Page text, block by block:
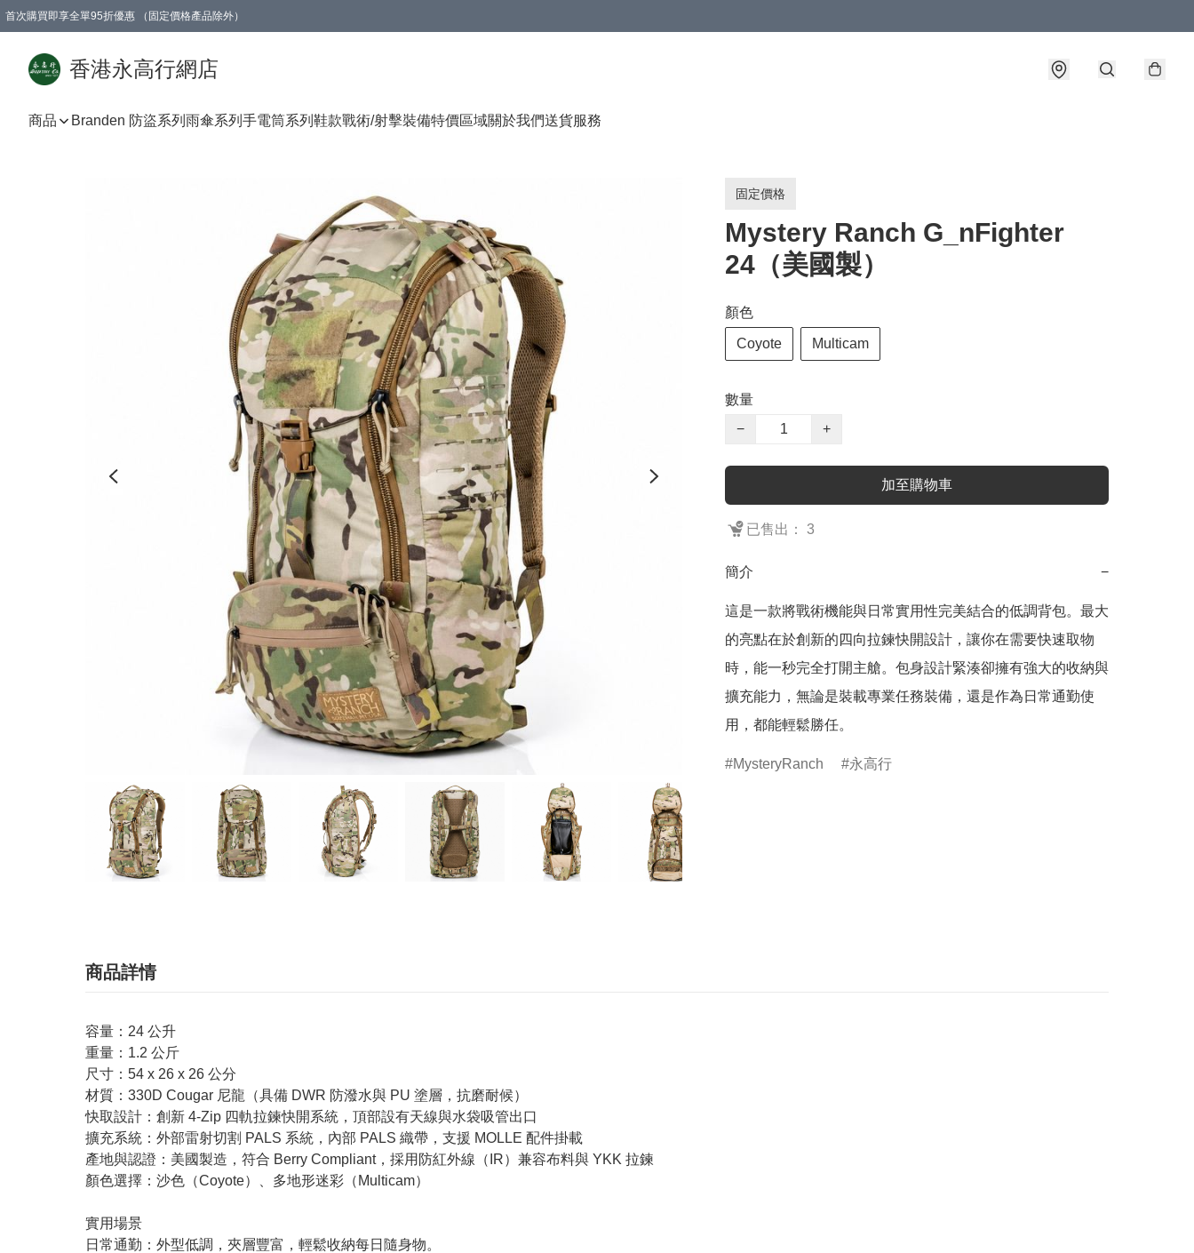
首次購買即享全單95折優惠 （固定價格產品除外）
香港永高行網店
商品 Branden 防盜系列 雨傘系列 手電筒系列 鞋款戰術/射擊裝備特價區域關於我們送貨服務
固定價格
Mystery Ranch G_nFighter
24（美國製）
顏色
Coyote Multicam
數量
−
+
加至購物車
已售出： 3
簡介 −
這是一款將戰術機能與日常實用性完美結合的低調背包。最大
的亮點在於創新的四向拉鍊快開設計，讓你在需要快速取物
時，能一秒完全打開主艙。包身設計緊湊卻擁有強大的收納與
擴充能力，無論是裝載專業任務裝備，還是作為日常通勤使
用，都能輕鬆勝任。
MysteryRanch 永高行
商品詳情
容量：24 公升
重量：1.2 公斤
尺寸：54 x 26 x 26 公分
材質：330D Cougar 尼龍（具備 DWR 防潑水與 PU 塗層，抗磨耐候）
快取設計：創新 4-Zip 四軌拉鍊快開系統，頂部設有天線與水袋吸管出口
擴充系統：外部雷射切割 PALS 系統，內部 PALS 織帶，支援 MOLLE 配件掛載
產地與認證：美國製造，符合 Berry Compliant，採用防紅外線（IR）兼容布料與 YKK 拉鍊
顏色選擇：沙色（Coyote）、多地形迷彩（Multicam）
實用場景
日常通勤：外型低調，夾層豐富，輕鬆收納每日隨身物。